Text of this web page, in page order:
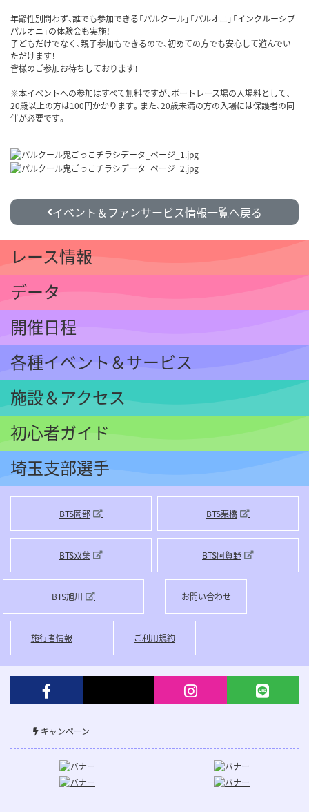
年齢性別問わず、誰でも参加できる「パルクール」「パルオニ」「インクルーシブ
パルオニ」の体験会も実施！
子どもだけでなく、親子参加もできるので、初めての方でも安心して遊んでい
ただけます！
皆様のご参加お待ちしております！
※本イベントへの参加はすべて無料ですが、ボートレース場の入場料として、
20歳以上の方は100円かかります。また、20歳未満の方の入場には保護者の同
伴が必要です。
イベント＆ファンサービス情報一覧へ戻る
レース情報
データ
開催日程
各種イベント ＆サービス
施設＆アクセス
初心者ガイド
埼玉支部選手
BTS岡部 BTS栗橋
BTS双葉 BTS阿賀野
BTS旭川 お問い合わせ
施行者情報 ご利用規約
キャンペーン